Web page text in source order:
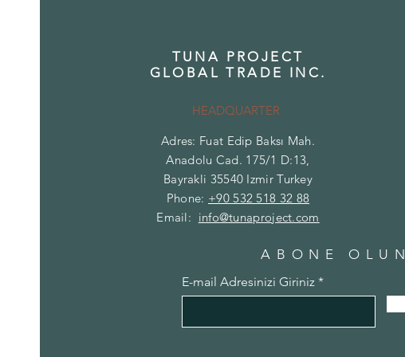
TUNA PROJECT
GLOBAL TRADE INC.
HEADQUARTER
Adres: Fuat Edip Baksı Mah.
Anadolu Cad. 175/1 D:13,
Bayrakli 35540 Izmir Turkey
Phone: +90 532 518 32 88
Email: info@tunaproject.com
ABONE OLUN
E-mail Adresinizi Giriniz